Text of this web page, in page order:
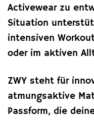
Activewear zu
Situation
intensiven
oder im aktiven
ZWY steht für
atmungsaktive
Passform, die